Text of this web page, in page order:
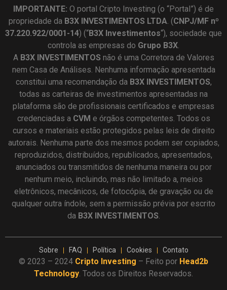
IMPORTANTE: O portal Cripto Investing (o “Portal”) é de
propriedade da B3X INVESTIMENTOS LTDA. (CNPJ/MF nº
37.220.922/0001-14) (“B3X Investimentos“), sociedade que
controla as empresas do Grupo B3X.
A B3X INVESTIMENTOS não é uma Corretora de Valores
nem Casa de Análises. Nenhuma informação apresentada
constitui uma recomendação da B3X INVESTIMENTOS,
todas as carteiras de investimentos apresentadas na
plataforma são de profissionais certificados e empresas
credenciadas a CVM e órgãos competentes. Todos os
cursos e materiais estão protegidos pelas leis de direito
autorais. Nenhuma parte dos mesmos podem ser copiados,
reproduzidos, distribuídos, republicados, apresentados,
anunciados ou transmitidos de nenhuma maneira ou por
nenhum meio, incluindo, mas não limitado a, meios
eletrônicos, mecânicos, de fotocópia, de gravação ou de
qualquer outra índole, sem a permissão prévia por escrito
da B3X INVESTIMENTOS.
Sobre FAQ Política Cookies Contato
© 2023 – 2024 Cripto Investing – Feito por Head2b
Technology. Todos os Direitos Reservados.